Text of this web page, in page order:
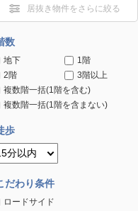
居抜き物件をさらに絞る
数
地下
1階
2階
3階以上
複数階一括(1階を含む)
複数階一括(1階を含まない)
歩
だわり条件
ロードサイド